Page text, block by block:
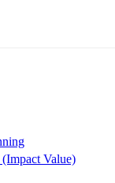
Value)